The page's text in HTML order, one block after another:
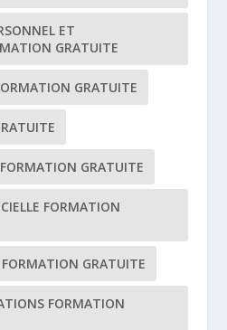
ET
GRATUITE
GRATUITE
GRATUITE
FORMATION
GRATUITE
FORMATION